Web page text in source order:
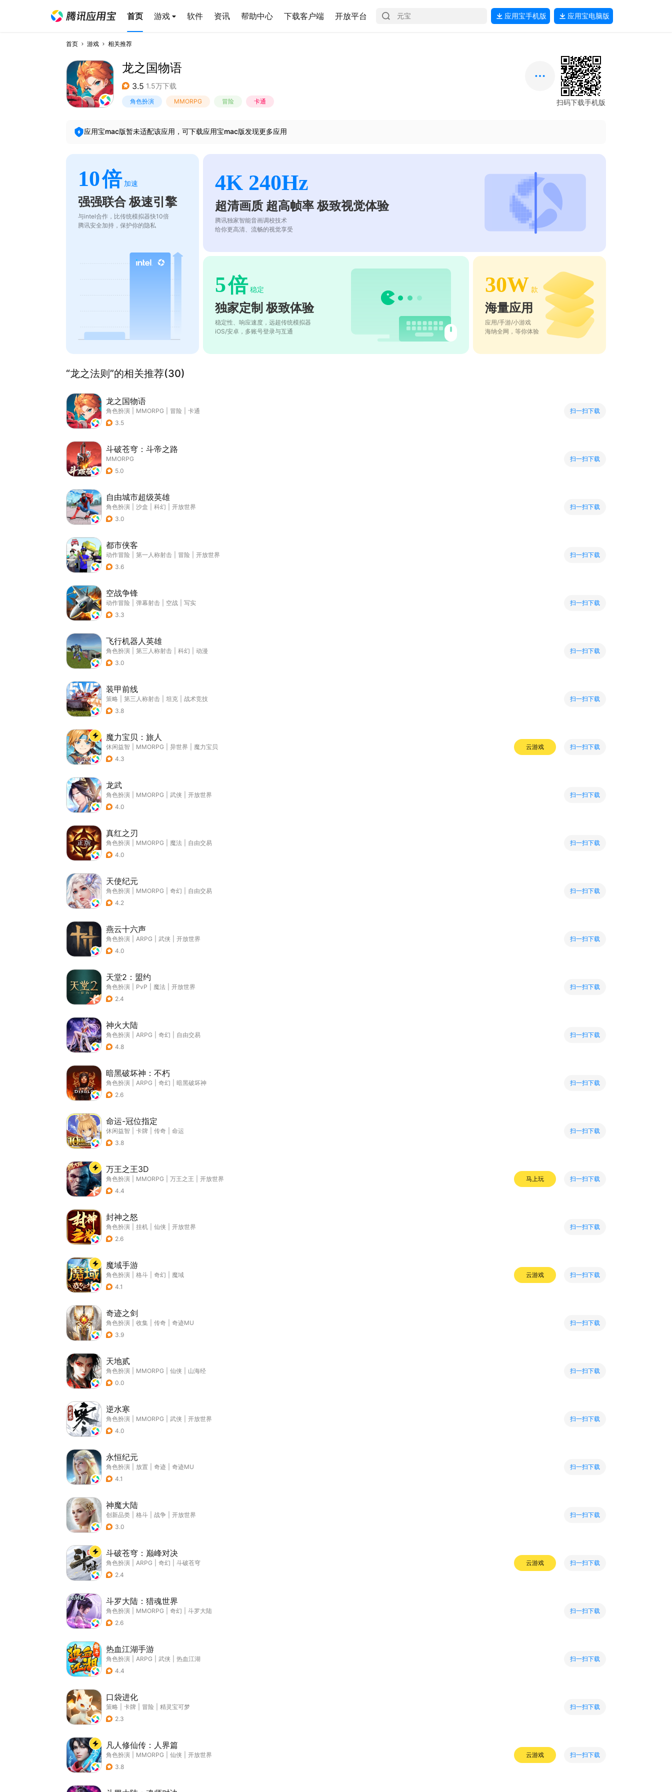
首页 游戏 软件 资讯 帮助中心 下载客户端 开放平台 应用宝手机版 应用宝电脑版
首页 游戏 相关推荐
龙之国物语
3.5 1.5万下载
角色扮演 MMORPG 冒险 卡通 扫码下载手机版
应用宝mac版暂未适配该应用，可下载应用宝mac版发现更多应用
10倍 加速
强强联合 极速引擎
与intel合作，比传统模拟器快10倍
腾讯安全加持，保护你的隐私
4K 240Hz
超清画质 超高帧率 极致视觉体验
腾讯独家智能音画调校技术
给你更高清、流畅的视觉享受
5倍 稳定
独家定制 极致体验
稳定性、响应速度，远超传统模拟器
iOS/安卓，多账号登录与互通
30W 款
海量应用
应用/手游/小游戏
海纳全网，等你体验
“龙之法则”的相关推荐(30)
龙之国物语
角色扮演 MMORPG 冒险
卡通
3.5
扫一扫下载
斗破苍穹：斗帝之路
MMORPG
5.0
扫一扫下载
自由城市超级英雄
角色扮演 沙盒 科幻
开放世界
3.0
扫一扫下载
都市侠客
动作冒险 第一人称射击 冒险
开放世界
3.6
扫一扫下载
空战争锋
动作冒险 弹幕射击 空战
写实
3.3
扫一扫下载
飞行机器人英雄
角色扮演 第三人称射击 科幻
动漫
3.0
扫一扫下载
装甲前线
策略 第三人称射击 坦克
战术竞技
3.8
扫一扫下载
魔力宝贝：旅人
休闲益智 MMORPG 异世界
魔力宝贝
4.3
云游戏 扫一扫下载
龙武
角色扮演 MMORPG 武侠
开放世界
4.0
扫一扫下载
真红之刃
角色扮演 MMORPG 魔法
自由交易
4.0
扫一扫下载
天使纪元
角色扮演 MMORPG 奇幻
自由交易
4.2
扫一扫下载
燕云十六声
角色扮演 ARPG 武侠
开放世界
4.0
扫一扫下载
天堂2：盟约
角色扮演 PvP 魔法
开放世界
2.4
扫一扫下载
神火大陆
角色扮演 ARPG 奇幻
自由交易
4.8
扫一扫下载
暗黑破坏神：不朽
角色扮演 ARPG 奇幻
暗黑破坏神
2.6
扫一扫下载
命运-冠位指定
休闲益智 卡牌 传奇
命运
3.8
扫一扫下载
万王之王3D
角色扮演 MMORPG 万王之王
开放世界
4.4
马上玩 扫一扫下载
封神之怒
角色扮演 挂机 仙侠
开放世界
2.6
扫一扫下载
魔域手游
角色扮演 格斗 奇幻
魔域
4.1
云游戏 扫一扫下载
奇迹之剑
角色扮演 收集 传奇
奇迹MU
3.9
扫一扫下载
天地贰
角色扮演 MMORPG 仙侠
山海经
0.0
扫一扫下载
逆水寒
角色扮演 MMORPG 武侠
开放世界
4.0
扫一扫下载
永恒纪元
角色扮演 放置 奇迹
奇迹MU
4.1
扫一扫下载
神魔大陆
创新品类 格斗 战争
开放世界
3.0
扫一扫下载
斗破苍穹：巅峰对决
角色扮演 ARPG 奇幻
斗破苍穹
2.4
云游戏 扫一扫下载
斗罗大陆：猎魂世界
角色扮演 MMORPG 奇幻
斗罗大陆
2.6
扫一扫下载
热血江湖手游
角色扮演 ARPG 武侠
热血江湖
4.4
扫一扫下载
口袋进化
策略 卡牌 冒险
精灵宝可梦
2.3
扫一扫下载
凡人修仙传：人界篇
角色扮演 MMORPG 仙侠
开放世界
3.8
云游戏 扫一扫下载